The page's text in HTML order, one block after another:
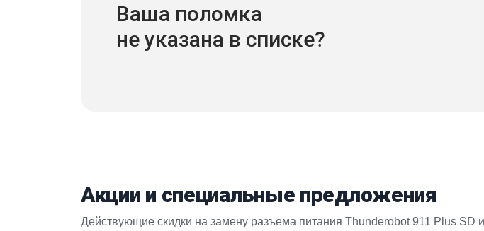
Ваша поломка
не указана в списке?
Акции и специальные предложения
Действующие скидки на замену разъема питания Thunderobot 911 Plus SD